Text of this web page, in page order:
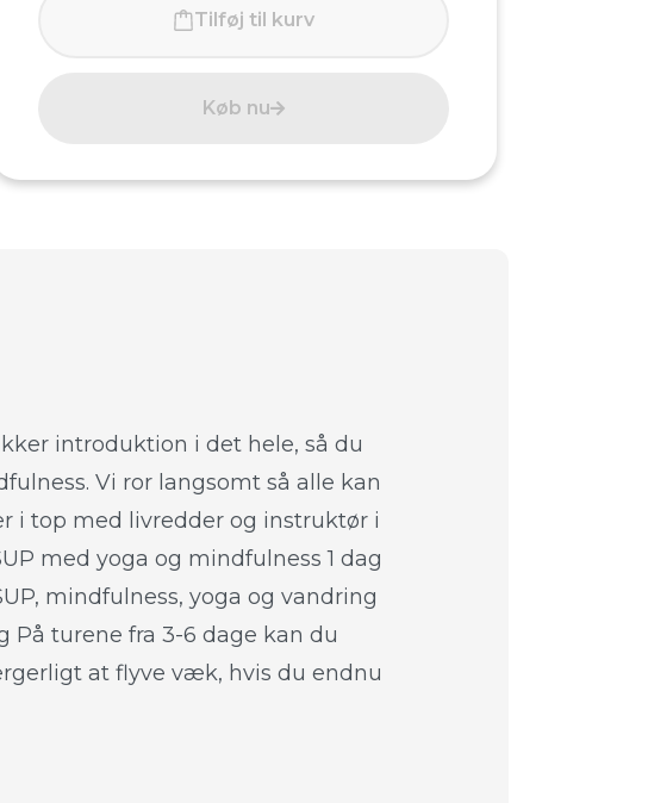
Tilføj til kurv
Køb nu
introduktion i det hele, så du
Vi ror langsomt så alle kan
i top med livredder og instruktør i
med yoga og mindfulness 1 dag
mindfulness, yoga og vandring
På turene fra 3-6 dage kan du
at flyve væk, hvis du endnu